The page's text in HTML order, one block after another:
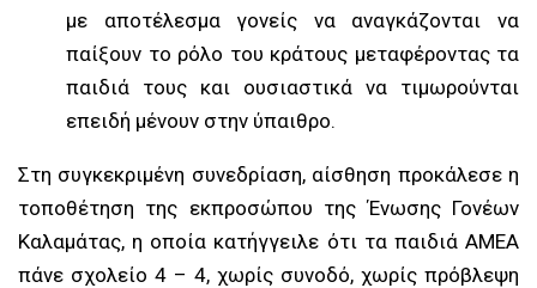
με αποτέλεσμα γονείς να αναγκάζονται να
παίξουν το ρόλο του κράτους μεταφέροντας τα
παιδιά τους και ουσιαστικά να τιμωρούνται
επειδή μένουν στην ύπαιθρο.
Στη συγκεκριμένη συνεδρίαση, αίσθηση προκάλεσε η
τοποθέτηση της εκπροσώπου της Ένωσης Γονέων
Καλαμάτας, η οποία κατήγγειλε ότι τα παιδιά ΑΜΕΑ
πάνε σχολείο 4 – 4, χωρίς συνοδό, χωρίς πρόβλεψη